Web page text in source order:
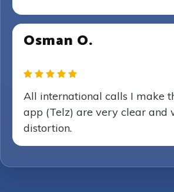
Osman O.
All international calls I make
app (Telz) are very clear and
distortion.